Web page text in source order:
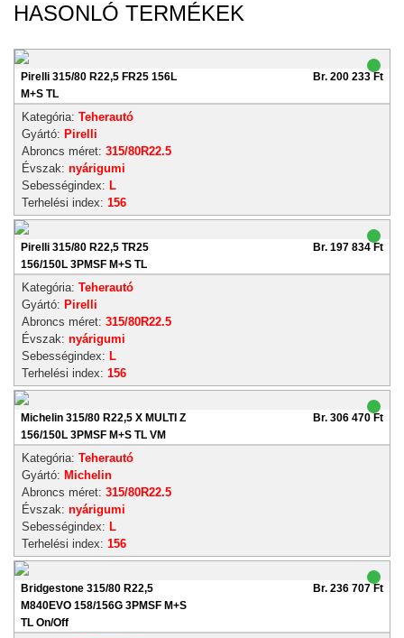
HASONLÓ TERMÉKEK
Pirelli 315/80 R22,5 FR25 156L
M+S TL
Br. 200 233 Ft
Kategória: Teherautó
Gyártó: Pirelli
Abroncs méret: 315/80R22.5
Évszak: nyárigumi
Sebességindex: L
Terhelési index: 156
Pirelli 315/80 R22,5 TR25
156/150L 3PMSF M+S TL
Br. 197 834 Ft
Kategória: Teherautó
Gyártó: Pirelli
Abroncs méret: 315/80R22.5
Évszak: nyárigumi
Sebességindex: L
Terhelési index: 156
Michelin 315/80 R22,5 X MULTI Z
156/150L 3PMSF M+S TL VM
Br. 306 470 Ft
Kategória: Teherautó
Gyártó: Michelin
Abroncs méret: 315/80R22.5
Évszak: nyárigumi
Sebességindex: L
Terhelési index: 156
Bridgestone 315/80 R22,5
M840EVO 158/156G 3PMSF M+S
TL On/Off
Br. 236 707 Ft